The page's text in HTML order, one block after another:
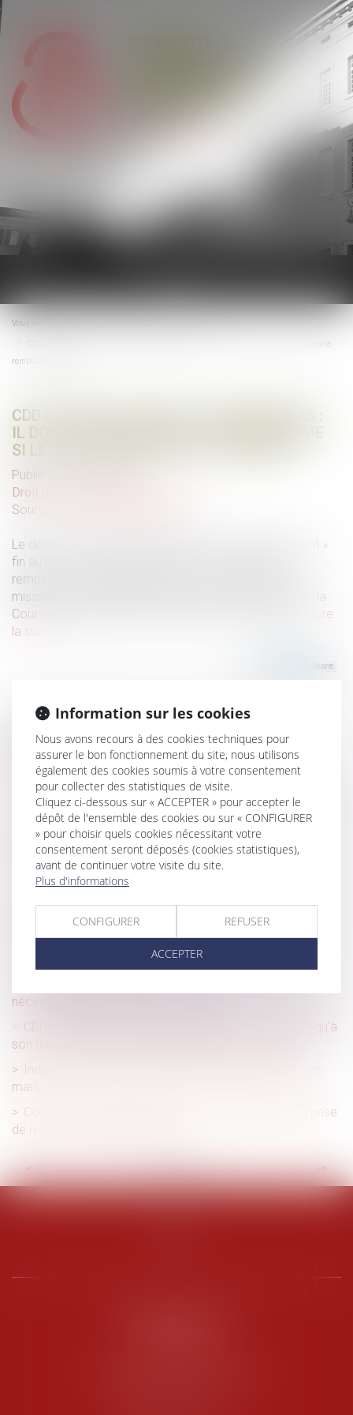
le
menu
Vous êtes ici :
CDD de remplacement à terme précis : il doit aller jusqu'à son terme, même si le salarié
remplacé est décédé
CDD DE REMPLACEMENT À TERME PRÉCIS :
IL DOIT ALLER JUSQU'À SON TERME, MÊME
SI LE SALARIÉ REMPLACÉ EST DÉCÉDÉ
Publié le :
Droit du travail - Employeurs
Source :
Le décès du salarié remplacé met-il « automatiquement »
fin au CDD ou à la mission d'intérim conclu pour le
remplacer ? Dans l'hypothèse où ce contrat ou cette
mission de remplacement a été conclu à terme précis, la
Cour de cassation répond clairement par la négative...
Lire
la suite
Historique
Rupture conventionnelle : le recours au
téléservice désormais obligatoire
Un PSE peut suivre une rupture conventionnelle collective
Nouveau report des visites et examens médicaux
réalisés par les services de santé au travail
Modification des congés par l’employeur : conditions
salarié et l’obligation de sécurité de l’employeur
Le salarié au forfait jours ne doit pas confondre
autonomie et liberté totale
nécessairement un préjudice au salarié
CDD de remplacement à terme précis : il doit aller jusqu'à
son terme, même si le salarié remplacé est décédé
Index de l’égalité professionnelle à publier avant le 1er
mars
Covid-19 : reconduction des mesures permettant la prise
de repas sur les lieux de travail
<< < ... 3 4 5 6 7 8 9 ... > >>
Information sur les cookies
Nous avons recours à des cookies techniques pour
assurer le bon fonctionnement du site, nous utilisons
également des cookies soumis à votre consentement
pour collecter des statistiques de visite.
Cliquez ci-dessous sur « ACCEPTER » pour accepter le
dépôt de l'ensemble des cookies ou sur « CONFIGURER
» pour choisir quels cookies nécessitant votre
consentement seront déposés (cookies statistiques),
avant de continuer votre visite du site.
Plus d'informations
CONFIGURER REFUSER
ACCEPTER